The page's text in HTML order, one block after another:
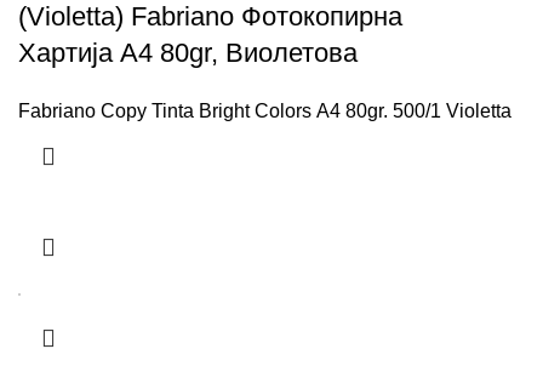
(Violetta) Fabriano Фотокопирна
Хартија A4 80gr, Виолетова
Fabriano Copy Tinta Bright Colors A4 80gr. 500/1 Violetta